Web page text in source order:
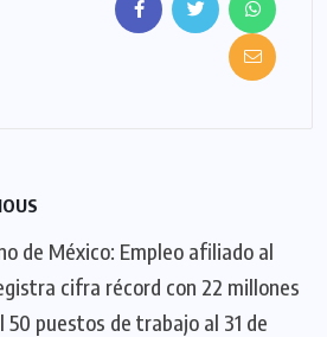
de México: Empleo afiliado al
cifra récord con 22 millones
50 puestos de trabajo al 31 de